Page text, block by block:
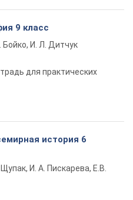
9 класс
Бойко, И. Л. Дитчук
для практических
история 6
Щупак, И. А. Пискарева, Е.В.